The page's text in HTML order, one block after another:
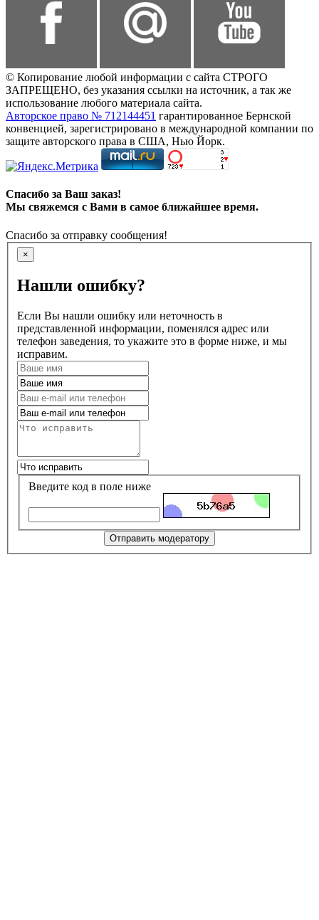
© Копирование любой информации с сайта СТРОГО
ЗАПРЕЩЕНО, без указания ссылки на источник, а так же
использование любого материала сайта.
Авторское право № 712144451 гарантированное Бернской
конвенцией, зарегистрировано в международной компании по
защите авторского права в США, Нью Йорк.
Спасибо за Ваш заказ!
Мы свяжемся с Вами в самое ближайшее время.
Спасибо за отправку сообщения!
×
Нашли ошибку?
Если Вы нашли ошибку или неточность в
представленной информации, поменялся адрес или
телефон заведения, то укажите это в форме ниже, и мы
исправим.
Введите код в поле ниже
Отправить модератору